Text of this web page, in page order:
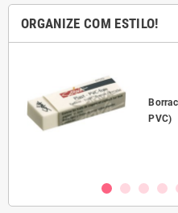
ORGANIZE COM ESTILO!
PVC)